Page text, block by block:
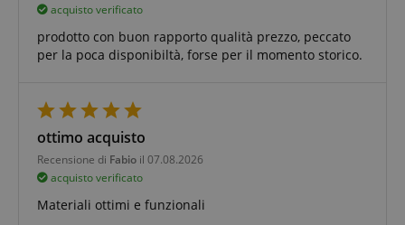
acquisto verificato
prodotto con buon rapporto qualità prezzo, peccato
per la poca disponibiltà, forse per il momento storico.
ottimo acquisto
Recensione di Fabio il 07.08.2026
acquisto verificato
Materiali ottimi e funzionali
Targeting
I cookie strettamente necessari consentono
funzionalità del sito Web principale come l'accesso
degli utenti e la gestione dell'account. Il sito Web
non può essere utilizzato correttamente senza i
cookie strettamente necessari.